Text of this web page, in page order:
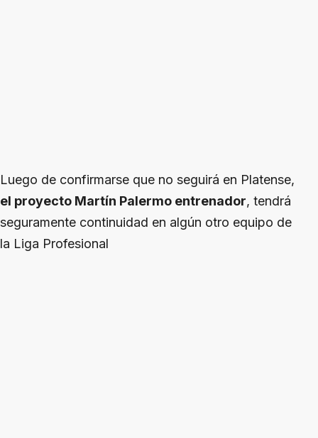
Luego de confirmarse que no seguirá en Platense,
el proyecto Martín Palermo entrenador, tendrá
seguramente continuidad en algún otro equipo de
la Liga Profesional